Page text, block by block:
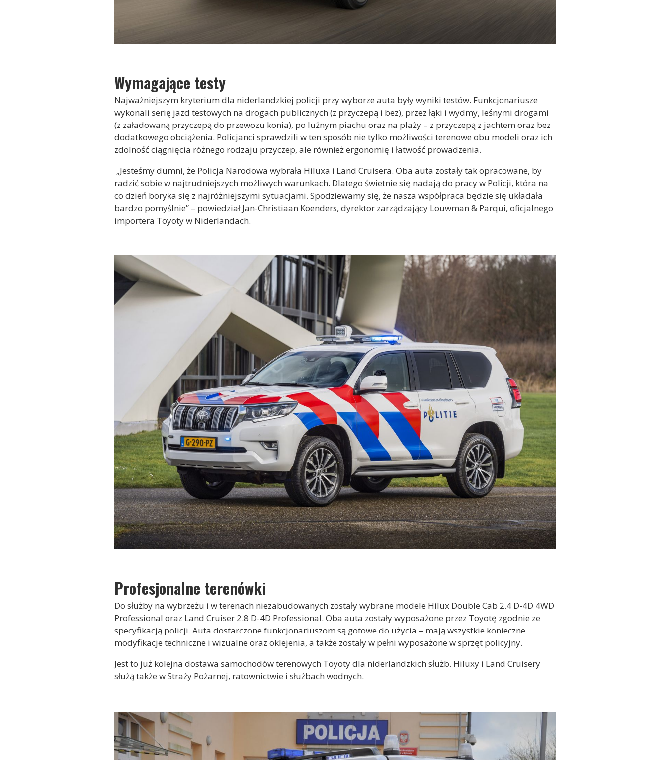
Wymagające testy
Najważniejszym kryterium dla niderlandzkiej policji przy wyborze auta były wyniki testów. Funkcjonariusze
wykonali serię jazd testowych na drogach publicznych (z przyczepą i bez), przez łąki i wydmy, leśnymi drogami
(z załadowaną przyczepą do przewozu konia), po luźnym piachu oraz na plaży – z przyczepą z jachtem oraz bez
dodatkowego obciążenia. Policjanci sprawdzili w ten sposób nie tylko możliwości terenowe obu modeli oraz ich
zdolność ciągnięcia różnego rodzaju przyczep, ale również ergonomię i łatwość prowadzenia.
„Jesteśmy dumni, że Policja Narodowa wybrała Hiluxa i Land Cruisera. Oba auta zostały tak opracowane, by
radzić sobie w najtrudniejszych możliwych warunkach. Dlatego świetnie się nadają do pracy w Policji, która na
co dzień boryka się z najróżniejszymi sytuacjami. Spodziewamy się, że nasza współpraca będzie się układała
bardzo pomyślnie” – powiedział Jan-Christiaan Koenders, dyrektor zarządzający Louwman & Parqui, oficjalnego
importera Toyoty w Niderlandach.
Profesjonalne terenówki
Do służby na wybrzeżu i w terenach niezabudowanych zostały wybrane modele Hilux Double Cab 2.4 D-4D 4WD
Professional oraz Land Cruiser 2.8 D-4D Professional. Oba auta zostały wyposażone przez Toyotę zgodnie ze
specyfikacją policji. Auta dostarczone funkcjonariuszom są gotowe do użycia – mają wszystkie konieczne
modyfikacje techniczne i wizualne oraz oklejenia, a także zostały w pełni wyposażone w sprzęt policyjny.
Jest to już kolejna dostawa samochodów terenowych Toyoty dla niderlandzkich służb. Hiluxy i Land Cruisery
służą także w Straży Pożarnej, ratownictwie i służbach wodnych.